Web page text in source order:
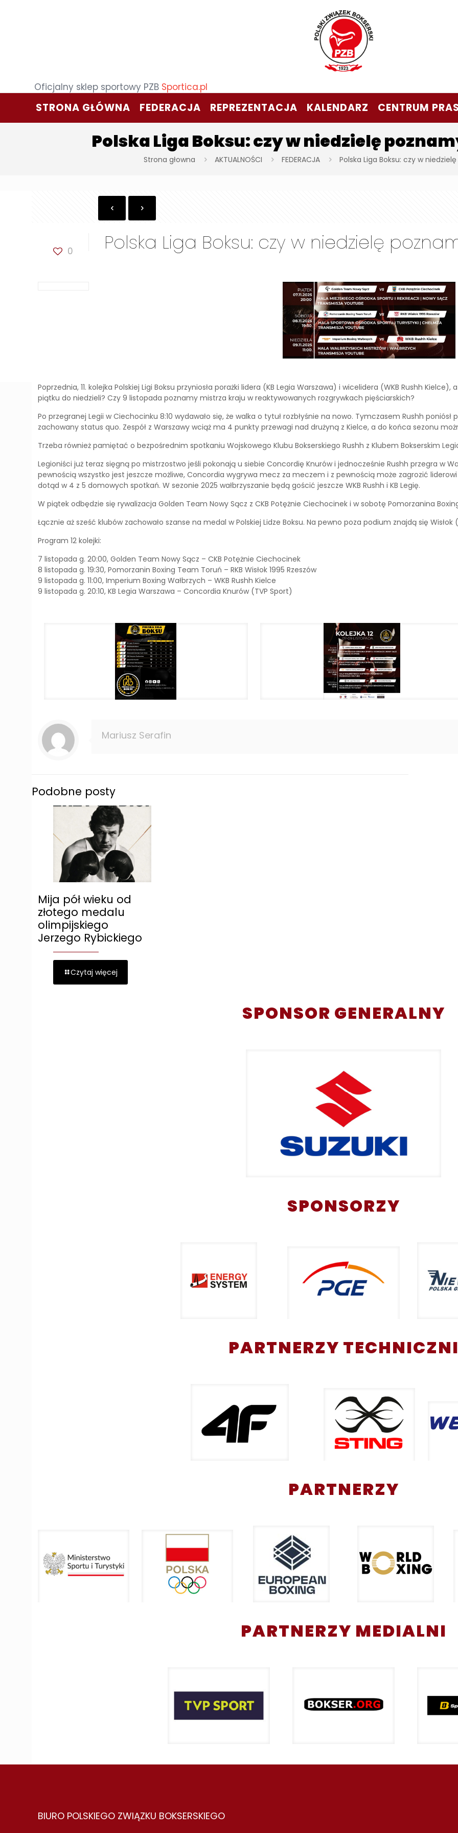
Oficjalny sklep sportowy PZB Sportica.pl
STRONA GŁÓWNA FEDERACJA REPREZENTACJA KALENDARZ CENTRUM
Polska Liga Boksu: czy w niedzielę
Strona głowna AKTUALNOŚCI FEDERACJA Polska Liga Boksu: czy w
0 Polska Liga Boksu: czy w niedzielę
Poprzednia, 11. kolejka Polskiej Ligi Boksu przyniosła porażki lidera (KB Legia Warszawa) i wicelidera (WKB Rushh
piątku do niedzieli? Czy 9 listopada poznamy mistrza kraju w reaktywowanych rozgrywkach pięściarskich?
Po przegranej Legii w Ciechocinku 8:10 wydawało się, że walka o tytuł rozbłyśnie na nowo. Tymczasem Rushh poniósł
zachowany status quo. Zespół z Warszawy wciąż ma 4 punkty przewagi nad drużyną z Kielce, a do końca sezonu
Trzeba również pamiętać o bezpośrednim spotkaniu Wojskowego Klubu Bokserskiego Rushh z Klubem Bokserskim
Legioniści już teraz sięgną po mistrzostwo jeśli pokonają u siebie Concordię Knurów i jednocześnie Rushh przegra w
pewnością wszystko jest jeszcze możliwe, Concordia wygrywa mecz za meczem i z pewnością może zagrozić
dotąd w 4 z 5 domowych spotkań. W sezonie 2025 wałbrzyszanie będą gościć jeszcze WKB Rushh i KB Legię.
W piątek odbędzie się rywalizacja Golden Team Nowy Sącz z CKB Potężnie Ciechocinek i w sobotę Pomorzanina Boxing
Łącznie aż sześć klubów zachowało szanse na medal w Polskiej Lidze Boksu. Na pewno poza podium znajdą się
Program 12 kolejki:
7 listopada g. 20:00, Golden Team Nowy Sącz – CKB Potężnie Ciechocinek
8 listopada g. 19:30, Pomorzanin Boxing Team Toruń – RKB Wisłok 1995 Rzeszów
9 listopada g. 11:00, Imperium Boxing Wałbrzych – WKB Rushh Kielce
9 listopada g. 20:10, KB Legia Warszawa – Concordia Knurów (TVP Sport)
Mariusz Serafin
Podobne posty
Mija pół wieku od
złotego medalu
olimpijskiego
Jerzego Rybickiego
Czytaj więcej
SPONSOR GENERALNY
SPONSORZY
PARTNERZY
PARTNERZY
PARTNERZY MEDIALNI
BIURO POLSKIEGO ZWIĄZKU BOKSERSKIEGO